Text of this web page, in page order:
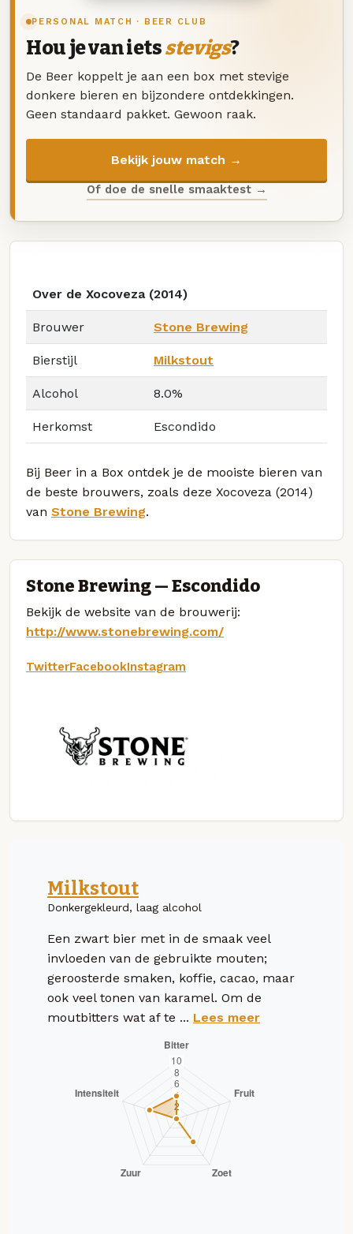
PERSONAL MATCH · BEER CLUB
Hou je van ietsstevigs?
De Beer koppelt je aan een box met stevige
donkere bieren en bijzondere ontdekkingen.
Geen standaard pakket. Gewoon raak.
Bekijk jouw match →
Of doe de snelle smaaktest →
Over de Xocoveza (2014)
Brouwer Stone Brewing
Bierstijl Milkstout
Alcohol 8.0%
Herkomst Escondido
Bij Beer in a Box ontdek je de mooiste bieren van
de beste brouwers, zoals deze Xocoveza (2014)
van Stone Brewing.
Stone Brewing — Escondido
Bekijk de website van de brouwerij:
http://www.stonebrewing.com/
TwitterFacebookInstagram
Milkstout
Donkergekleurd, laag alcohol
Een zwart bier met in de smaak veel
invloeden van de gebruikte mouten;
geroosterde smaken, koffie, cacao, maar
ook veel tonen van karamel. Om de
moutbitters wat af te ... Lees meer